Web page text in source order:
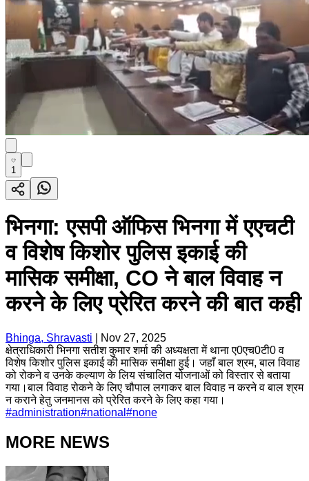
1
भिनगा: एसपी ऑफिस भिनगा में एएचटी
व विशेष किशोर पुलिस इकाई की
मासिक समीक्षा, CO ने बाल विवाह न
करने के लिए प्रेरित करने की बात कही
Bhinga, Shravasti
Nov 27, 2025
क्षेत्राधिकारी भिनगा सतीश कुमार शर्मा की अध्यक्षता में थाना ए0एच0टी0 व
विशेष किशोर पुलिस इकाई की मासिक समीक्षा हुई। जहाँ बाल श्रम, बाल विवाह
को रोकने व उनके कल्याण के लिय संचालित योजनाओं को विस्तार से बताया
गया।बाल विवाह रोकने के लिए चौपाल लगाकर बाल विवाह न करने व बाल श्रम
न कराने हेतु जनमानस को प्रेरित करने के लिए कहा गया।
#administration#national #none
MORE NEWS